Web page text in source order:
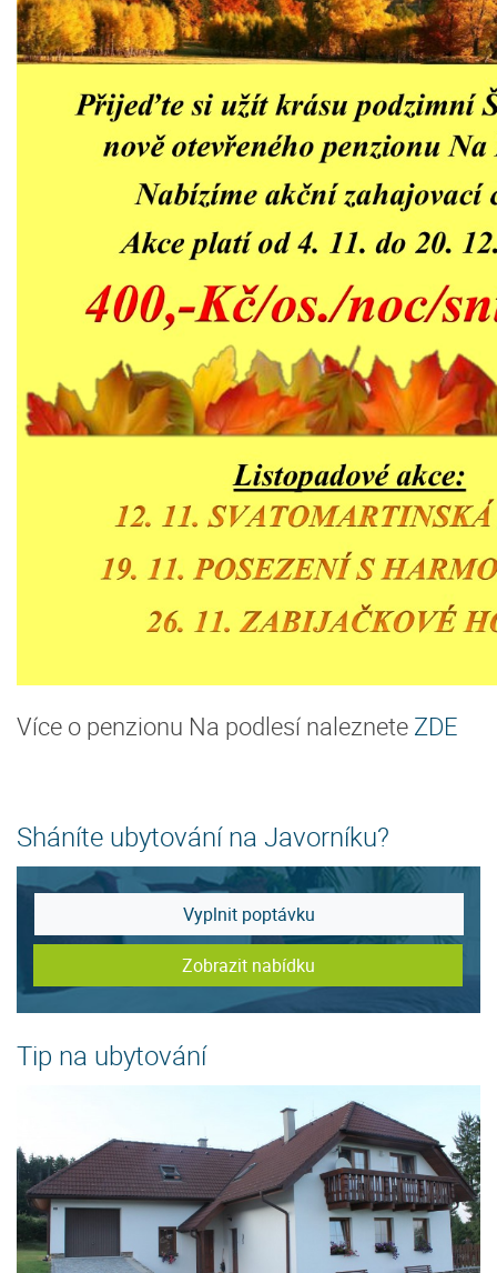
Více o penzionu Na podlesí naleznete ZDE
Sháníte ubytování na Javorníku?
Vyplnit poptávku
Zobrazit nabídku
Tip na ubytování